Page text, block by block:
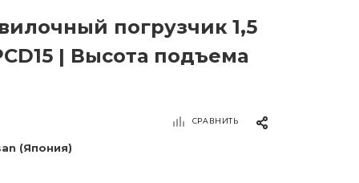
погрузчик 1,5
| Высота подъема
СРАВНИТЬ
(Япония)